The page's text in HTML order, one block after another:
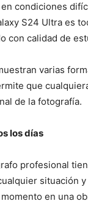
condiciones
S24 Ultra es
con calidad de
varias
que
de la fotografía.
los días
profesional
situación
en una